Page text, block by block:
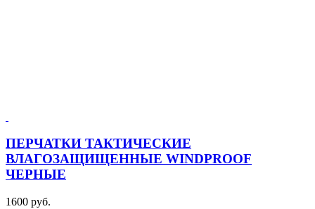
ПЕРЧАТКИ ТАКТИЧЕСКИЕ
ВЛАГОЗАЩИЩЕННЫЕ WINDPROOF
ЧЕРНЫЕ
1600 руб.